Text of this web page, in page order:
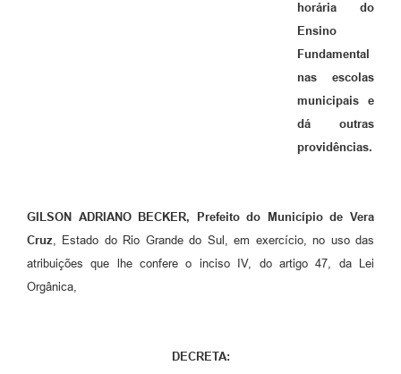
horária do
Ensino
Fundamental
nas escolas
municipais e
dá outras
providências.
GILSON ADRIANO BECKER, Prefeito do Município de Vera
Cruz, Estado do Rio Grande do Sul, em exercício, no uso das
atribuições que lhe confere o inciso IV, do artigo 47, da Lei
Orgânica,
DECRETA: